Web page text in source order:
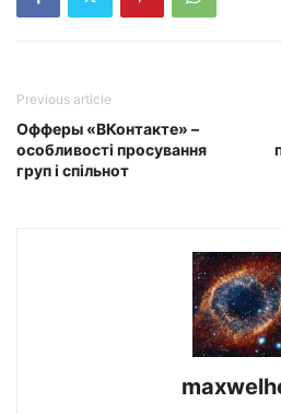
Previous article
Офферы «ВКонтакте» –
особливості просування
груп і спільнот